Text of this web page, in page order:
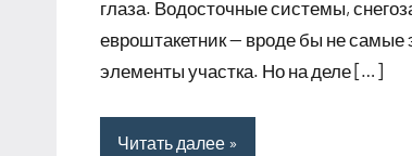
глаза. Водосточные системы,
евроштакетник — вроде бы не
элементы участка. Но на деле […]
Читать далее